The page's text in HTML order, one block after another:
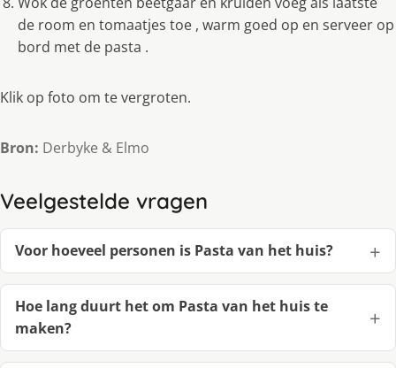
de room en tomaatjes toe , warm goed op en serveer op
bord met de pasta .
Klik op foto om te vergroten.
Bron: Derbyke & Elmo
Veelgestelde vragen
Voor hoeveel personen is Pasta van het huis?
Hoe lang duurt het om Pasta van het huis te
maken?